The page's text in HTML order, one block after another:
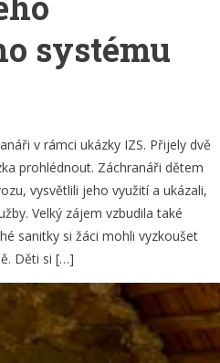
systému
v rámci ukázky IZS. Přijely dvě
prohlédnout. Záchranáři dětem
vysvětlili jeho využití a ukázali,
Velký zájem vzbudila také
sanitky si žáci mohli vyzkoušet
Děti si […]